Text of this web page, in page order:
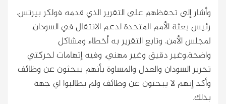
وأشار إلى تحفظهم على التقرير الذي قدمه فولكر بيرتس،
رئيس بعثة الأمم المتحدة لدعم الانتقال في السودان،
لمجلس الأمن، وتابع التقرير به أخطاء ومشاكل
واضحة،وغير دقيق وغير مهني، وفيه إتهامات لحركتي
تحرير السودان والعدل والمساوة بأنهم يبحثون عن وظائف
وأكد إنهم لا يبحثون عن وظائف ولم يطالبوا اي جهة
بذلك.